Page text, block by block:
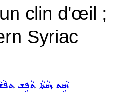
clin d'œil ;
Syriac
, ܬܵܦܹܫ, ܙܩܵܬܵܐ, ܙܵܩܹܬ